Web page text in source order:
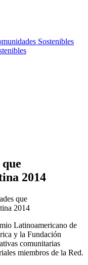
Sostenibles
2014
Latinoamericano de
y la Fundación
comunitarias
miembros de la Red.